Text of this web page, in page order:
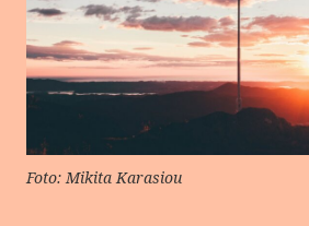
Foto: Mikita Karasiou